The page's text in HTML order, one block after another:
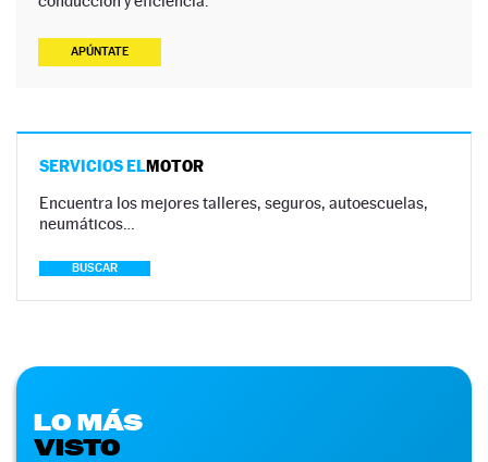
APÚNTATE
SERVICIOS ELMOTOR
Encuentra los mejores talleres, seguros, autoescuelas,
neumáticos…
BUSCAR
LO MÁS
VISTO